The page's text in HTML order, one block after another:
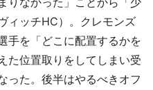
ィッチHC）。クレモンズ
手を「どこに配置するかを
た位置取りをしてしまい受
った。後半はやるべきオフ